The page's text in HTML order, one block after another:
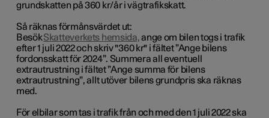
grundskatten på 360 kr/år i vägtrafikskatt.
Så räknas förmånsvärdet ut:
BesökSkatteverkets hemsida,ange om bilen togs i trafik
efter 1 juli 2022 och skriv "360 kr" i fältet ”Ange bilens
fordonsskatt för 2024”. Summera all eventuell
extrautrustning i fältet ”Ange summa för bilens
extrautrustning”, allt utöver bilens grundpris ska räknas
med.
För elbilar som tas i trafik från och med den 1 juli 2022 ska